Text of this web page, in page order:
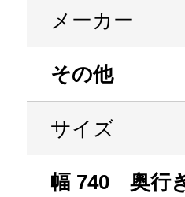
メーカー
その他
サイズ
幅 740 奥行